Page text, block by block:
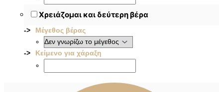
Χρειάζομαι και δεύτερη βέρα
Μέγεθος βέρας
Κείμενο για χάραξη